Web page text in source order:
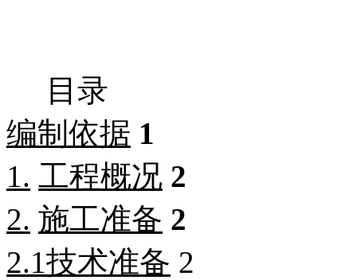
目录
编制依据 1
1. 工程概况 2
2. 施工准备 2
2.1技术准备 2